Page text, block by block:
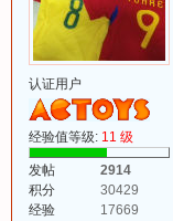
认证用户
经验值等级:11 级
发帖
2914
积分
30429
经验
17669